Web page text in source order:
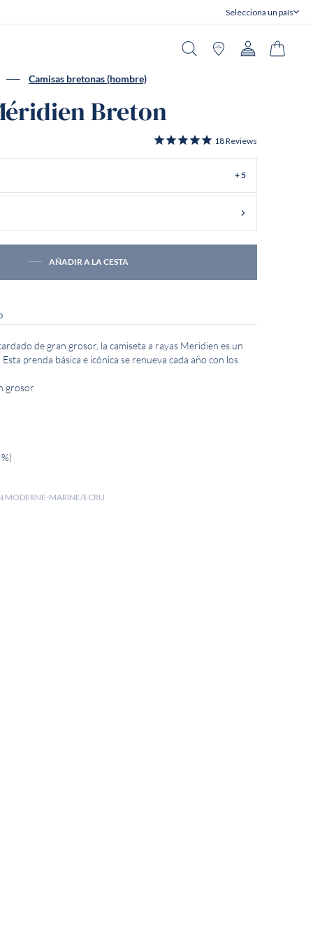
Selecciona un país
Cerrar
Camisas bretonas (hombre)
Breton
18Reviews
+ 5
AÑADIR A LA CESTA
de gran grosor, la camiseta a rayas Meridien es un
prenda básica e icónica se renueva cada año con los
grosor
MODERNE-MARINE/ECRU